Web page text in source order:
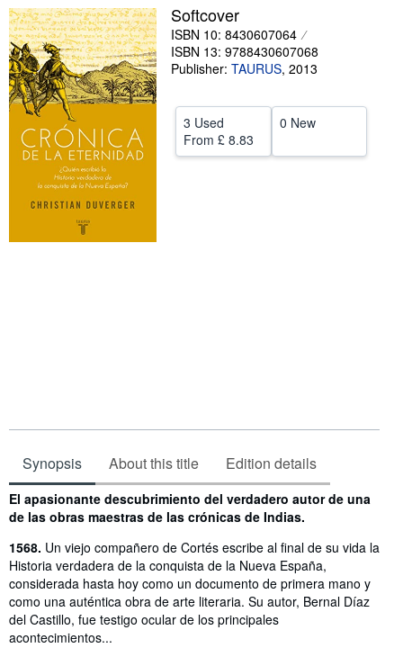
Start Selling
Help
Softcover
ISBN 10: 8430607064
ISBN 13: 9788430607068
Publisher: TAURUS, 2013
3 Used
From £ 8.83
0 New
Synopsis About this title Edition details
Synopsis
El apasionante descubrimiento del verdadero autor de una
de las obras maestras de las crónicas de Indias.
1568. Un viejo compañero de Cortés escribe al final de su vida la
Historia verdadera de la conquista de la Nueva España,
considerada hasta hoy como un documento de primera mano y
como una auténtica obra de arte literaria. Su autor, Bernal Díaz
del Castillo, fue testigo ocular de los principales
acontecimientos...